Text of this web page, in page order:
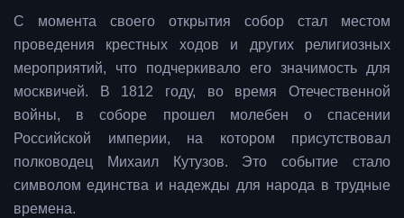
С момента своего открытия собор стал местом
проведения крестных ходов и других религиозных
мероприятий, что подчеркивало его значимость для
москвичей. В 1812 году, во время Отечественной
войны, в соборе прошел молебен о спасении
Российской империи, на котором присутствовал
полководец Михаил Кутузов. Это событие стало
символом единства и надежды для народа в трудные
времена.